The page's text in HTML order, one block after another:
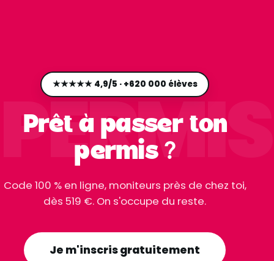
PERMIS
★★★★★ 4,9/5 · +620 000 élèves
Prêt à passer ton
permis ?
Code 100 % en ligne, moniteurs près de chez toi,
dès 519 €. On s'occupe du reste.
Je m'inscris gratuitement